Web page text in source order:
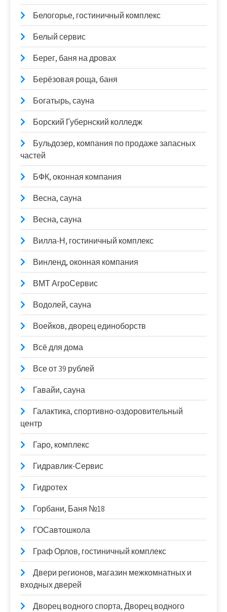
Белогорье, гостиничный комплекс
Белый сервис
Берег, баня на дровах
Берёзовая роща, баня
Богатырь, сауна
Борский Губернский колледж
Бульдозер, компания по продаже запасных
частей
БФК, оконная компания
Весна, сауна
Весна, сауна
Вилла-Н, гостиничный комплекс
Винленд, оконная компания
ВМТ АгроСервис
Водолей, сауна
Воейков, дворец единоборств
Всё для дома
Все от 39 рублей
Гавайи, сауна
Галактика, спортивно-оздоровительный
центр
Гаро, комплекс
Гидравлик-Сервис
Гидротех
Горбани, Баня №18
ГОСавтошкола
Граф Орлов, гостиничный комплекс
Двери регионов, магазин межкомнатных и
входных дверей
Дворец водного спорта, Дворец водного